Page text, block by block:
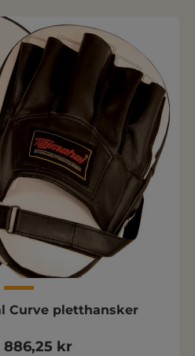
Curve pletthansker
886,25 kr